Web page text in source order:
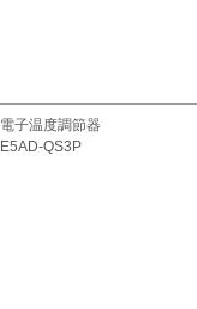
電子温度調節器
E5AD-QS3P